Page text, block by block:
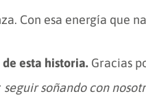
Con esa energía que
esta historia. Gracias
seguir soñando con